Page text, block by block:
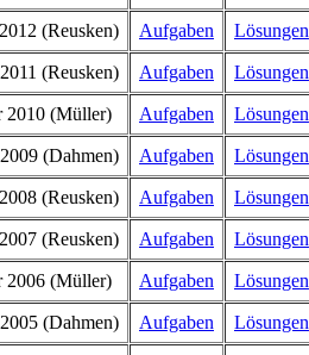
(Reusken) Aufgaben Lösungen
(Reusken) Aufgaben Lösungen
2010 (Müller) Aufgaben Lösungen
(Dahmen) Aufgaben Lösungen
(Reusken) Aufgaben Lösungen
(Reusken) Aufgaben Lösungen
2006 (Müller) Aufgaben Lösungen
(Dahmen) Aufgaben Lösungen